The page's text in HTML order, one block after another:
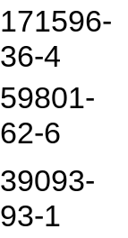
171596-
36-4
59801-
62-6
39093-
93-1